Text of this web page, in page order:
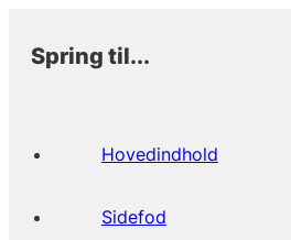
Spring til...
Hovedindhold
Sidefod